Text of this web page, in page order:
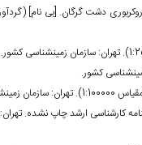
مخزن هیدروکربوری دشت گرگان. [بی
کشور.